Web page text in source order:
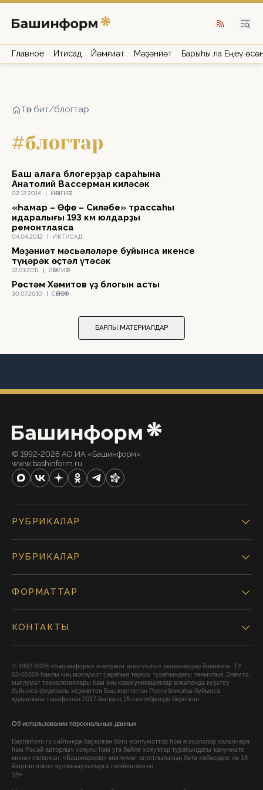
Главное Иҡтисад Йәмғиәт Мәҙәниәт Барыһы ла Еңеү
Төп бит/блогтар
#блогтар
02.12.2014 | ЙӘМҒИӘТ
Баш ҡалаға блогерҙар сараһына
Анатолий Вассерман киләсәк
04.04.2012 | ИҠТИСАД
«Һамар – Өфө – Силәбе» трассаһы
идаралығы 193 км юлдарҙы
ремонтлаясаҡ
12.01.2011 | ЙӘМҒИӘТ
Мәҙәниәт мәсьәләләре буйынса икенсе
түңәрәк өҫтәл үтәсәк
30.07.2010 | СӘЙӘСӘТ
Рөстәм Хәмитов үҙ блогын асты
БАРЛЫҠ МАТЕРИАЛДАР
© 1992-2026 АО ИА «Башинформ».
www.bashinform.ru
РУБРИКАЛАР
РУБРИКАЛАР
ФОРМАТТАР
КОНТАКТЫ
© 1992-2026 «Башинформ» мәғлүмәт агентлығы» акционерҙар йәмғиәте. ТУ
02-01609 һанлы киң мәғлүмәт сараһын теркәү тураһындағы таныҡлыҡ Элемтә,
мәғлүмәт технологиялары һәм киң коммуникациялар өлкәһендә күҙәтеү
буйынса федераль хеҙмәттең Башҡортостан Республикаһы буйынса
идаралығы тарафынан 2017 йылдың 25 сентябрендә бирелгән.
Об использовании персональных данных
Bashinform.ru сайтында баҫылған бөтә мәғлүмәттәр һәм мәҡәләләр халыҡ-ара
һәм Рәсәй авторлыҡ хоҡуғы һәм уға бәйле хоҡуҡтар тураһындағы ҡануниәте
менән яҡланған. «Башинформ» мәғлүмәт агентлығының бөтә хәбәрҙәре лә 18
йәштән өлкән ҡулланыусыларға тәғәйенләнгән.
18+